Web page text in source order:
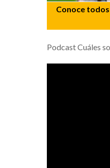
Conoce
Podcast Cuáles